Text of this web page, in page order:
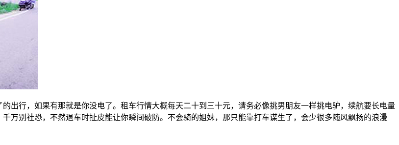
出行，如果有那就是你没电了。租车行情大概每天二十到三十元，请务必像挑男朋友一样挑电驴，续航要长电量
万别社恐，不然退车时扯皮能让你瞬间破防。不会骑的姐妹，那只能靠打车谋生了，会少很多随风飘扬的浪漫